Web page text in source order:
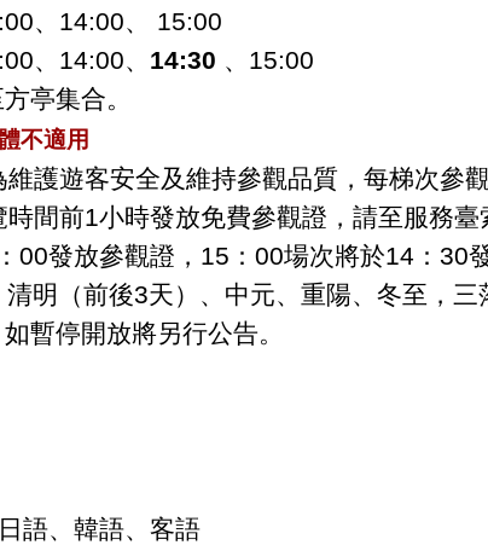
、 14:00、
15:00
、 14:00、 14:30 、 15:00
亭集合。
不適用
護遊客安全及維持參觀品質，每梯次參
時間前1小時發放免費參觀證，請至服務臺
： 00發放參觀證， 15 ： 00場次將於14 ： 30
明（前後3天）、中元、重陽、冬至，三
暫停開放將另行公告。
語、韓語、客語